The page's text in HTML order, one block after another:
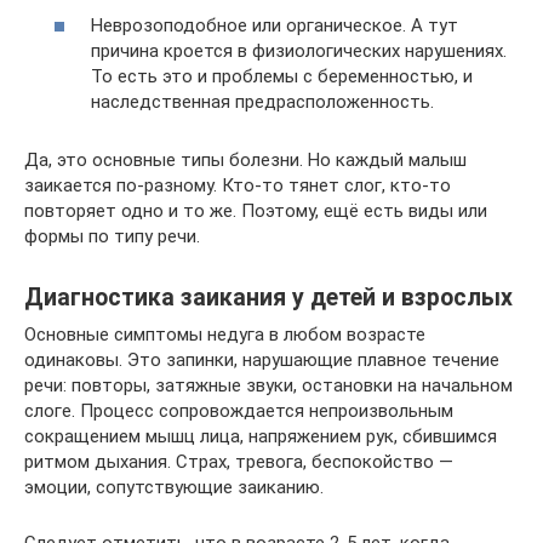
Неврозоподобное или органическое. А тут
причина кроется в физиологических нарушениях.
То есть это и проблемы с беременностью, и
наследственная предрасположенность.
Да, это основные типы болезни. Но каждый малыш
заикается по-разному. Кто-то тянет слог, кто-то
повторяет одно и то же. Поэтому, ещё есть виды или
формы по типу речи.
Диагностика заикания у детей и взрослых
Основные симптомы недуга в любом возрасте
одинаковы. Это запинки, нарушающие плавное течение
речи: повторы, затяжные звуки, остановки на начальном
слоге. Процесс сопровождается непроизвольным
сокращением мышц лица, напряжением рук, сбившимся
ритмом дыхания. Страх, тревога, беспокойство —
эмоции, сопутствующие заиканию.